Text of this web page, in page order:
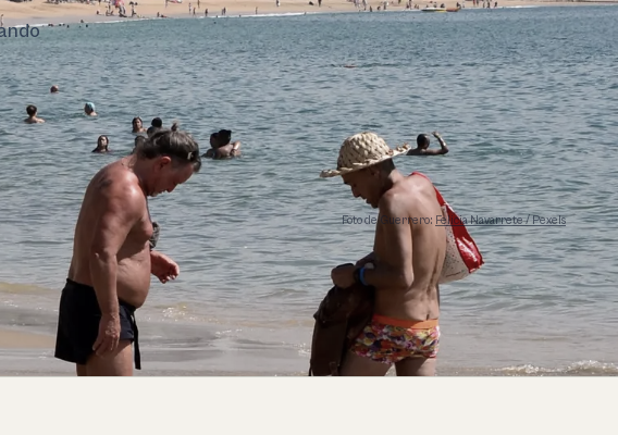
Foto de Guerrero: Felicia Navarrete / Pexels